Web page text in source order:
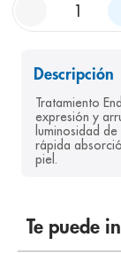
Descripción
Tratamiento
expresión y
luminosidad
rápida
piel.
Te puede